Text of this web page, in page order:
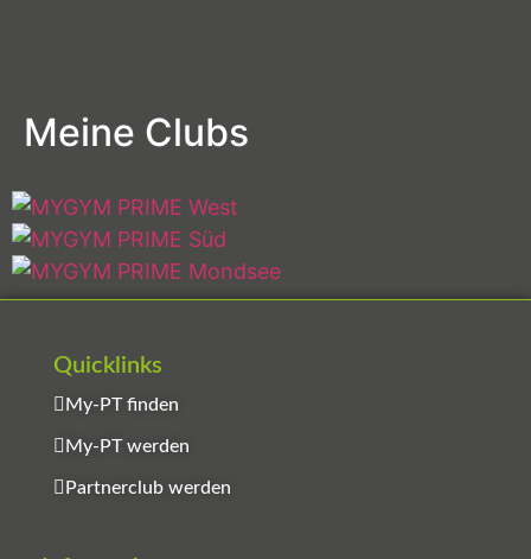
Meine Clubs
Quicklinks
My-PT finden
My-PT werden
Partnerclub werden